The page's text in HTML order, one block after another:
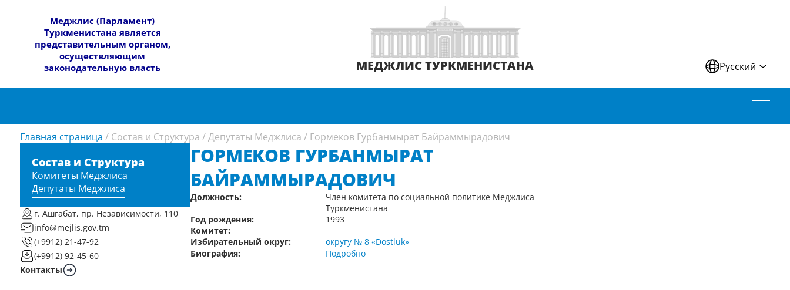
​Меджлис (Парламент)
Туркменистана является
представительным органом,
осуществляющим
законодательную власть
МЕДЖЛИС ТУРКМЕНИСТАНА Русский
Главная страница / Состав и Структура /Депутаты Меджлиса / Гормеков Гурбанмырат Байраммырадович
Состав и Структура
Комитеты Меджлиса
Депутаты Меджлиса
г. Ашгабат, пр. Независимости, 110
info@mejlis.gov.tm
(+9912) 21-47-92
(+9912) 92-45-60
Контакты
ГОРМЕКОВ ГУРБАНМЫРАТ
БАЙРАММЫРАДОВИЧ
Должность:
Член комитета по социальной политике Меджлиса
Туркменистана
Год рождения:
1993
Комитет:
Избирательный округ:
округу № 8 «Dostluk»
Биография:
Подробно